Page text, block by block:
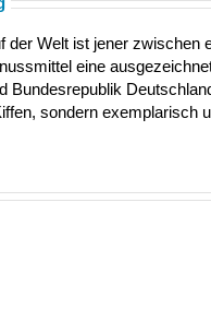
der Welt ist jener
eine
Bundesrepublik
sondern exemplarisch